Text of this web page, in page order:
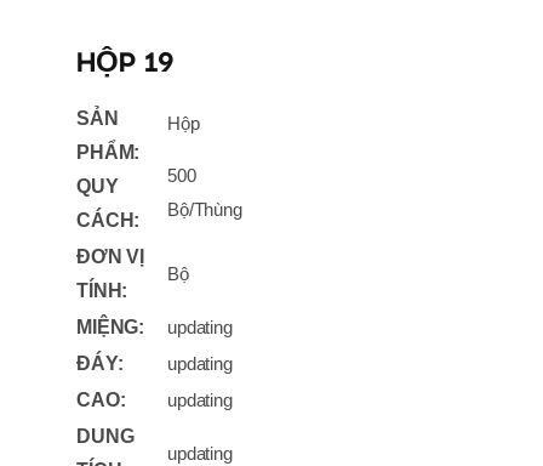
HỘP 19
SẢN
PHẨM:
QUY
CÁCH:
Hộp
500
Bộ/Thùng
ĐƠN VỊ
TÍNH:
Bộ
MIỆNG:
updating
ĐÁY:
updating
CAO:
updating
DUNG
updating